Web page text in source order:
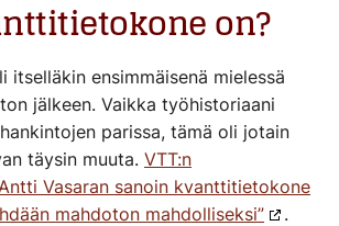
on?
itselläkin ensimmäisenä mielessä
jälkeen. Vaikka työhistoriaani
parissa, tämä oli jotain
täysin muuta. VTT:n
Vasaran sanoin kvanttitietokone
mahdoton mahdolliseksi”
.